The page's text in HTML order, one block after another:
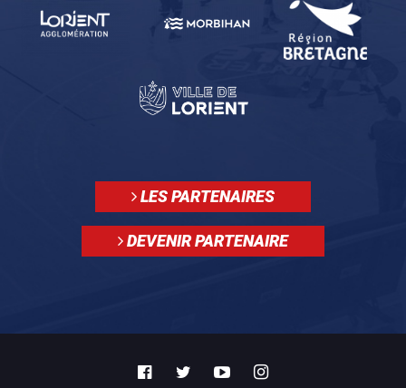
LES PARTENAIRES
DEVENIR PARTENAIRE